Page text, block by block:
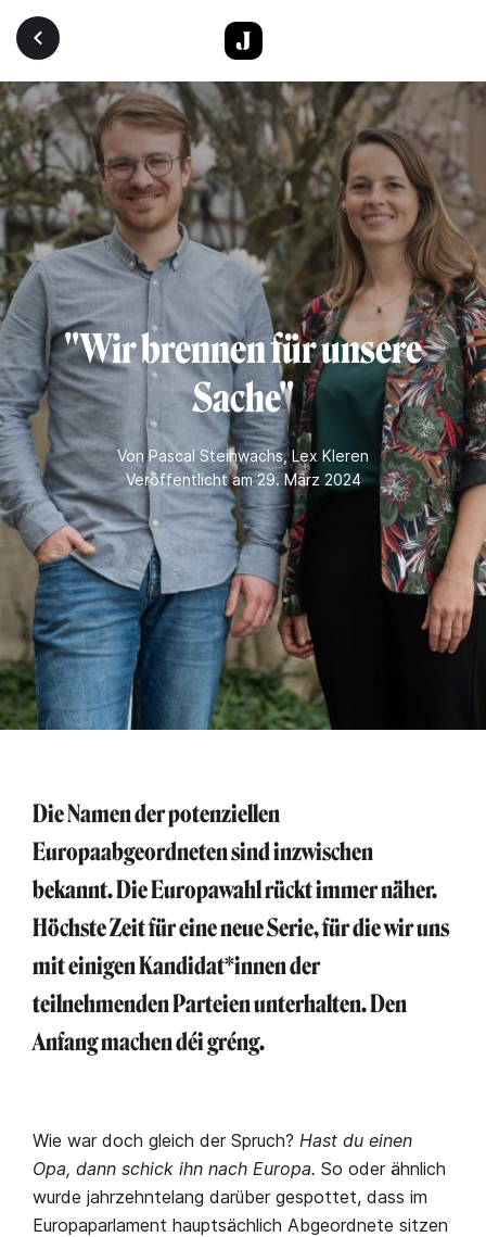
Direkt zum Inhalt
"Wir brennen für unsere
Sache"
Von Pascal Steinwachs,Lex Kleren
Veröffentlicht am 29. März 2024
Die Namen der potenziellen
Europaabgeordneten sind inzwischen
bekannt. Die Europawahl rückt immer näher.
Höchste Zeit für eine neue Serie, für die wir uns
mit einigen Kandidat*innen der
teilnehmenden Parteien unterhalten. Den
Anfang machen déi gréng.
Wie war doch gleich der Spruch? Hast du einen
Opa, dann schick ihn nach Europa. So oder ähnlich
wurde jahrzehntelang darüber gespottet, dass im
Europaparlament hauptsächlich Abgeordnete sitzen